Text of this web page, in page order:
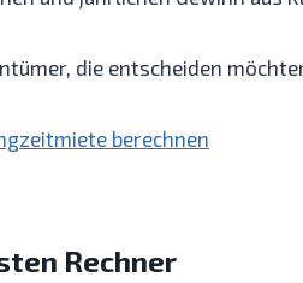
die entscheiden
berechnen
Rechner